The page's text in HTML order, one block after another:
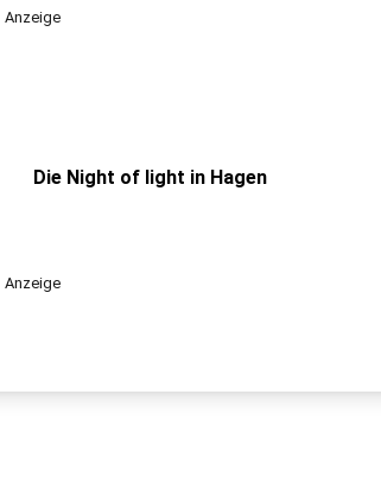
Anzeige
Die Night of light in Hagen
Anzeige